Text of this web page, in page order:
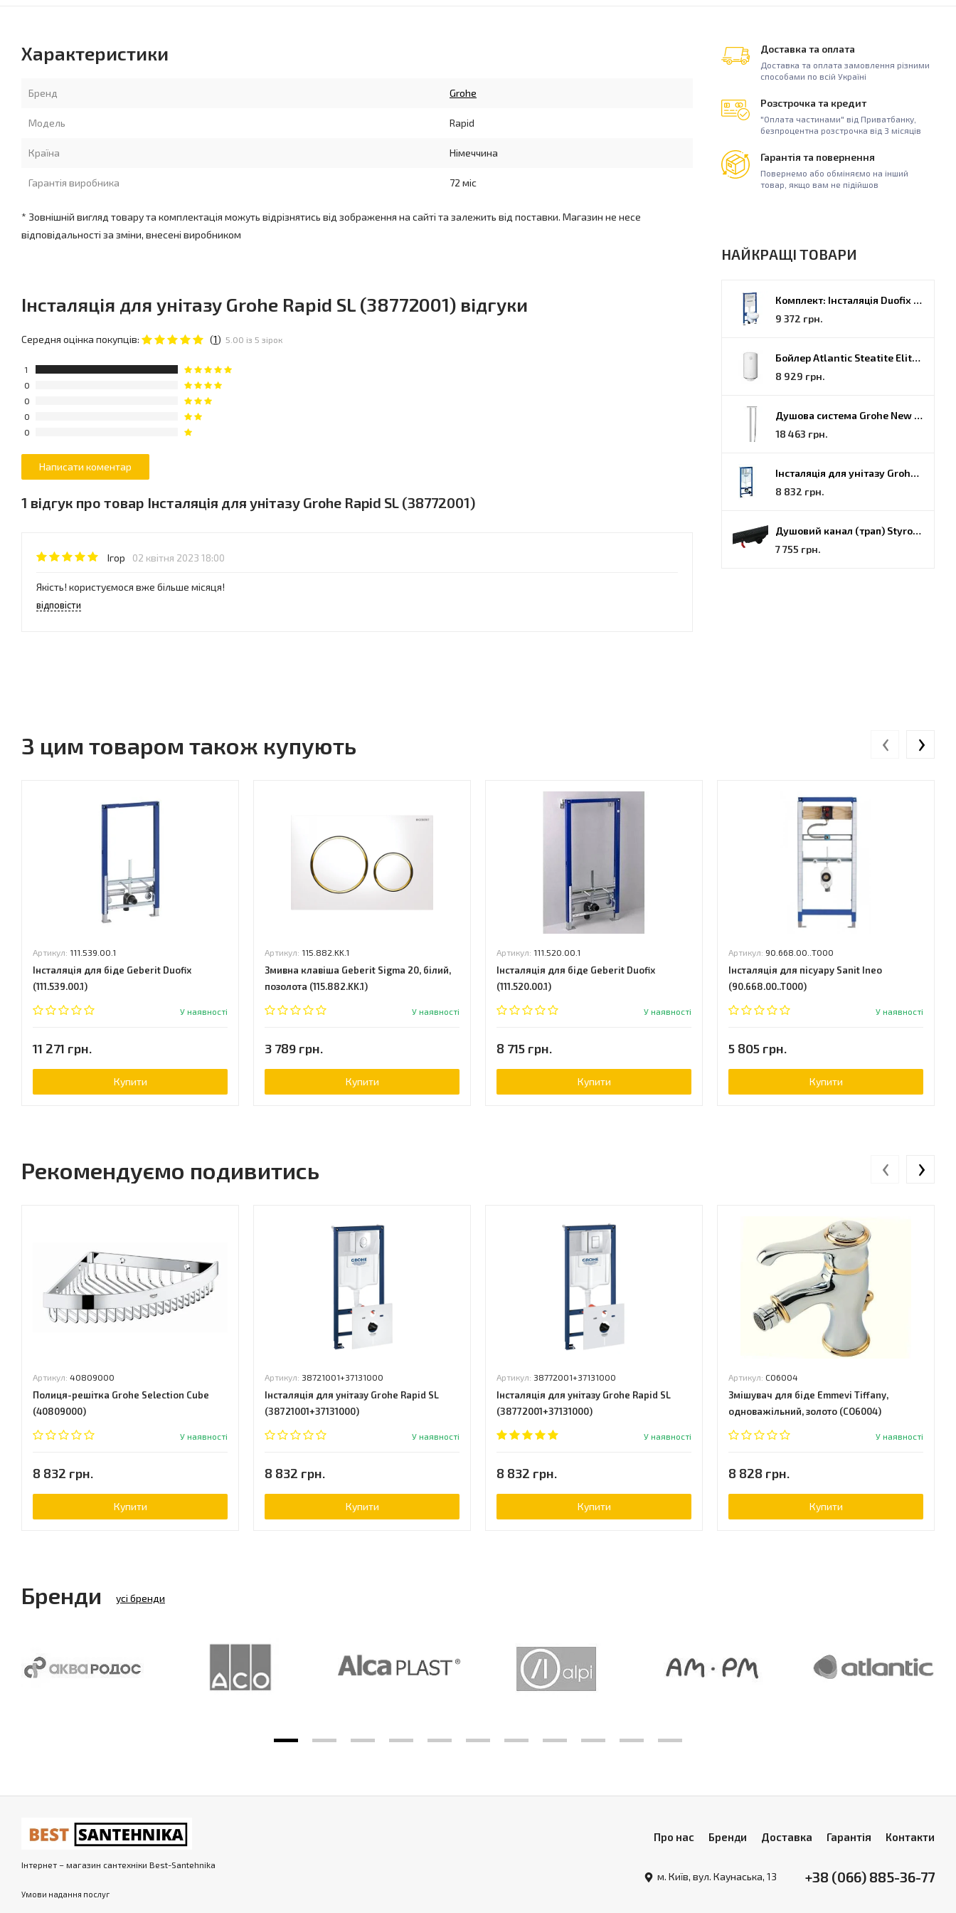
Доставка та оплата
Доставка та оплата замовлення різними
способами по всій Україні
Розстрочка та кредит
"Оплата частинами" від Приватбанку,
безпроцентна розстрочка від 3 місяців
Гарантія та повернення
Повернемо або обміняємо на інший
товар, якщо вам не підійшов
НАЙКРАЩІ ТОВАРИ
Комплект: Інсталяція Duofix PRO 20 + унітаз Kolo Idol (118.315.21.2)
9 372 грн.
Бойлер Atlantic Steatite Elite VM 080 D400 2 BC, 80 (851188)
8 929 грн.
Душова система Grohe New Tempesta Cosmopolitan (27922000)
18 463 грн.
Інсталяція для унітазу Grohe Rapid SL (38772001)
8 832 грн.
Душовий канал (трап) Styron, решітка Гармонія, 70 (STY-H-70-FF)
7 755 грн.
Характеристики
Бренд Grohe
Модель Rapid
Країна Німеччина
Гарантія виробника 72 міс
* Зовнішній вигляд товару та комплектація можуть відрізнятись від зображення на сайті та залежить від поставки. Магазин не несе
відповідальності за зміни, внесені виробником
Інсталяція для унітазу Grohe Rapid SL (38772001) відгуки
Середня оцінка покупців: (1) 5.00 із 5 зірок
1
0
0
0
0
1 відгук про товар Інсталяція для унітазу Grohe Rapid SL (38772001)
Ігор 02 квітня 2023 18:00
Якість! користуємося вже більше місяця!
відповісти
З цим товаром також купують
Артикул: 111.539.00.1
Інсталяція для біде Geberit Duofix
(111.539.00.1)
У наявності
11 271 грн.
Купити
Артикул: 115.882.KK.1
Змивна клавіша Geberit Sigma 20, білий,
позолота (115.882.KK.1)
У наявності
3 789 грн.
Купити
Артикул: 111.520.00.1
Інсталяція для біде Geberit Duofix
(111.520.00.1)
У наявності
8 715 грн.
Купити
Артикул: 90.668.00..T000
Інсталяція для пісуару Sanit Ineo
(90.668.00..T000)
У наявності
5 805 грн.
Купити
‹ ›
Рекомендуємо подивитись
Артикул: 40809000
Полиця-решітка Grohe Selection Cube
(40809000)
У наявності
8 832 грн.
Купити
Артикул: 38721001+37131000
Інсталяція для унітазу Grohe Rapid SL
(38721001+37131000)
У наявності
8 832 грн.
Купити
Артикул: 38772001+37131000
Інсталяція для унітазу Grohe Rapid SL
(38772001+37131000)
У наявності
8 832 грн.
Купити
Артикул: CO6004
Змішувач для біде Emmevi Tiffany,
одноважільний, золото (CO6004)
У наявності
8 828 грн.
Купити
‹ ›
Бренди усі бренди
Інтернет – магазин сантехніки Best-Santehnika
Умови надання послуг
Про нас Бренди Доставка Гарантія Контакти
м. Київ, вул. Каунаська, 13 +38 (066) 885-36-77